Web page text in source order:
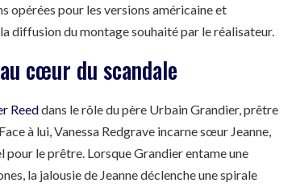
opérées pour les versions américaine et
diffusion du montage souhaité par le réalisateur.
cœur du scandale
Reeddans le rôle du père Urbain Grandier, prêtre
à lui, Vanessa Redgrave incarne sœur Jeanne,
pour le prêtre. Lorsque Grandier entame une
la jalousie de Jeanne déclenche une spirale